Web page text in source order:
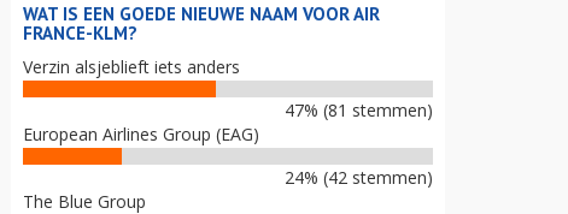
WAT IS EEN GOEDE NIEUWE NAAM VOOR AIR
FRANCE-KLM?
Verzin alsjeblieft iets anders
47% (81 stemmen)
European Airlines Group (EAG)
24% (42 stemmen)
The Blue Group